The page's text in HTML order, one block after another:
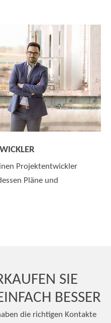
Projektentwickler
Pläne und
SIE
BESSER
die richtigen Kontakte